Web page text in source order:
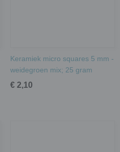
Keramiek micro squares 5 mm -
weidegroen mix; 25 gram
€ 2,10